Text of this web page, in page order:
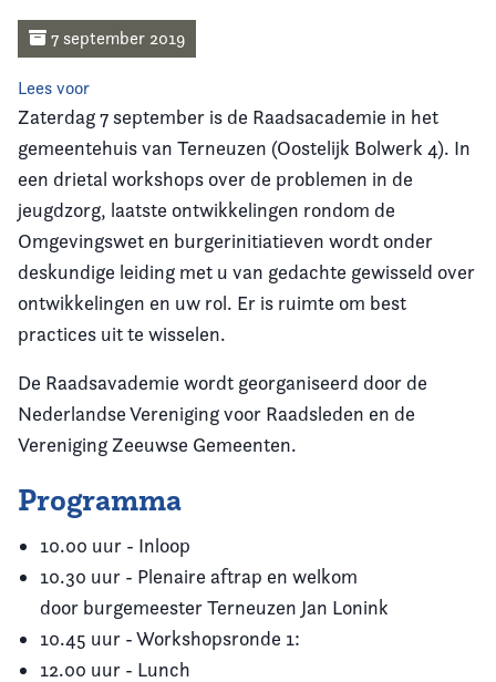
Nieuws
Opleiding
Kennis & Informatie
Vereniging
Contact
7 september 2019
Lees voor
Zaterdag 7 september is de Raadsacademie in het
gemeentehuis van Terneuzen (Oostelijk Bolwerk 4). In
een drietal workshops over de problemen in de
jeugdzorg, laatste ontwikkelingen rondom de
Omgevingswet en burgerinitiatieven wordt onder
deskundige leiding met u van gedachte gewisseld over
ontwikkelingen en uw rol. Er is ruimte om best
practices uit te wisselen.
De Raadsavademie wordt georganiseerd door de
Nederlandse Vereniging voor Raadsleden en de
Vereniging Zeeuwse Gemeenten.
Programma
10.00 uur - Inloop
10.30 uur - Plenaire aftrap en welkom
door burgemeester Terneuzen Jan Lonink
10.45 uur - Workshopsronde 1:
12.00 uur - Lunch